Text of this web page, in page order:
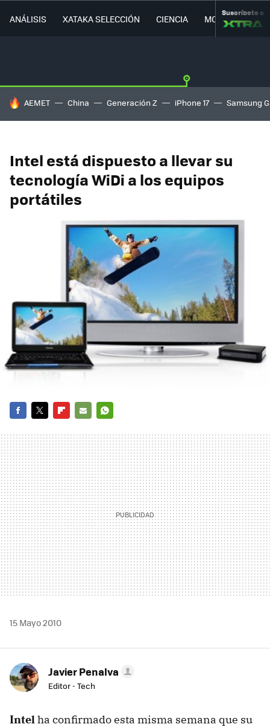
ANÁLISIS XATAKA SELECCIÓN CIENCIA MOVILIDAD
Suscríbete a
HOY SE HABLA DE
AEMET China Generación Z iPhone 17 Samsung
Intel está dispuesto a llevar su
tecnología WiDi a los equipos
portátiles
MAIL
15 Mayo 2010
Javier Penalva
Editor - Tech
Intelha confirmado esta misma semana que su